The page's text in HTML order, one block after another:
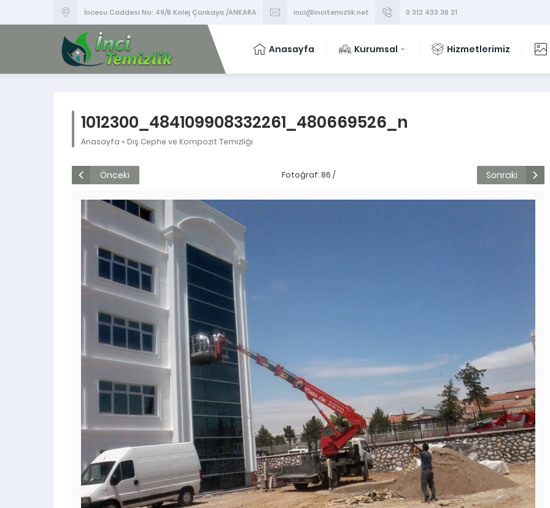
İncesu Caddesi No: 49/B Kolej Çankaya /ANKARA inci@incitemizlik.net 0 312 433 36 21
Anasayfa Kurumsal Hizmetlerimiz
1012300_484109908332261_480669526_n
Anasayfa » Dış Cephe ve Kompozit Temizliği
Önceki
Fotoğraf: 86 /
Sonraki